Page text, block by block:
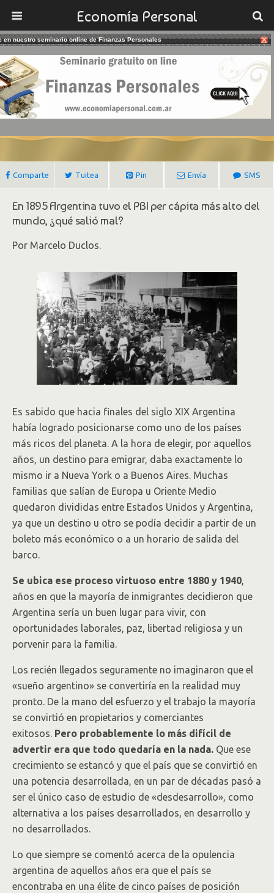
Economía Personal
17/02/2020
Argentina (1895), PBI Per Capita
Más Alto Del Mundo
Comparte Tuitea Pin Envía SMS
En 1895 Argentina tuvo el PBI per cápita más alto del
mundo, ¿qué salió mal?
Por Marcelo Duclos.
Es sabido que hacia finales del siglo XIX Argentina
había logrado posicionarse como uno de los países
más ricos del planeta. A la hora de elegir, por aquellos
años, un destino para emigrar, daba exactamente lo
mismo ir a Nueva York o a Buenos Aires. Muchas
familias que salían de Europa u Oriente Medio
quedaron divididas entre Estados Unidos y Argentina,
ya que un destino u otro se podía decidir a partir de un
boleto más económico o a un horario de salida del
barco.
Se ubica ese proceso virtuoso entre 1880 y 1940,
años en que la mayoría de inmigrantes decidieron que
Argentina sería un buen lugar para vivir, con
oportunidades laborales, paz, libertad religiosa y un
porvenir para la familia.
Los recién llegados seguramente no imaginaron que el
«sueño argentino» se convertiría en la realidad muy
pronto. De la mano del esfuerzo y el trabajo la mayoría
se convirtió en propietarios y comerciantes
exitosos. Pero probablemente lo más difícil de
advertir era que todo quedaría en la nada. Que ese
crecimiento se estancó y que el país que se convirtió en
una potencia desarrollada, en un par de décadas pasó a
ser el único caso de estudio de «desdesarrollo», como
alternativa a los países desarrollados, en desarrollo y
no desarrollados.
Lo que siempre se comentó acerca de la opulencia
argentina de aquellos años era que el país se
encontraba en una élite de cinco países de posición
en nuestro seminario online de Finanzas Personales